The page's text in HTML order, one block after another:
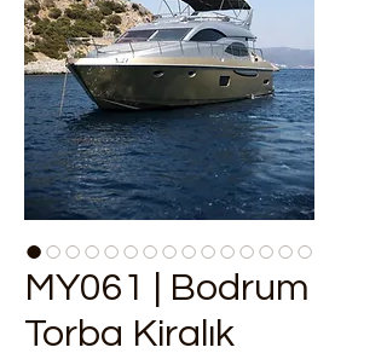
MY061 | Bodrum
Torba Kiralık